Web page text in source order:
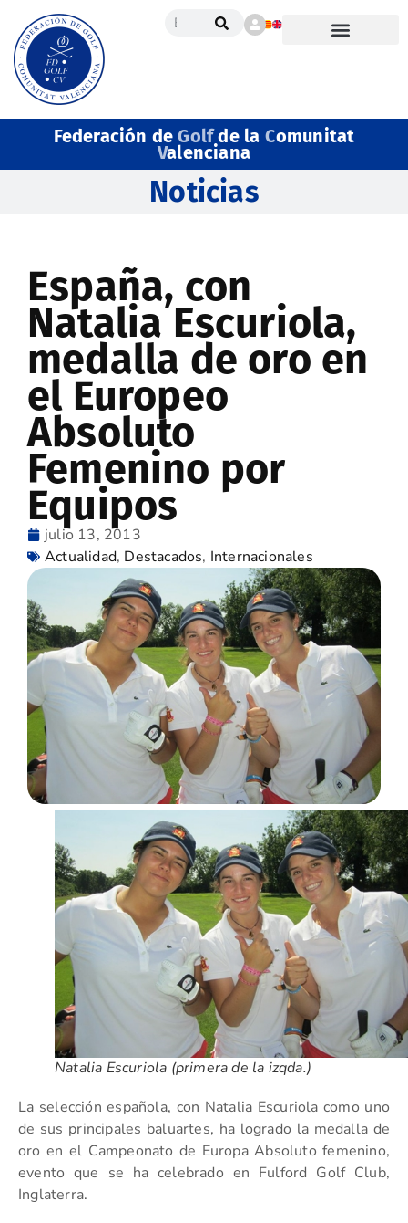
Federación deGolfde la Comunitat
Valenciana
Noticias
España, con
Natalia Escuriola,
medalla de oro en
el Europeo
Absoluto
Femenino por
Equipos
julio 13, 2013
Actualidad, Destacados, Internacionales
Natalia Escuriola (primera de la izqda.)
La selección española, con Natalia Escuriola como uno
de sus principales baluartes, ha logrado la medalla de
oro en el Campeonato de Europa Absoluto femenino,
evento que se ha celebrado en Fulford Golf Club,
Inglaterra.